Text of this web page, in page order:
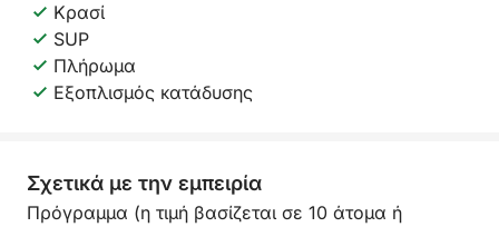
Κρασί
SUP
Πλήρωμα
Εξοπλισμός κατάδυσης
Σχετικά με την εμπειρία
Πρόγραμμα (η τιμή βασίζεται σε 10 άτομα ή